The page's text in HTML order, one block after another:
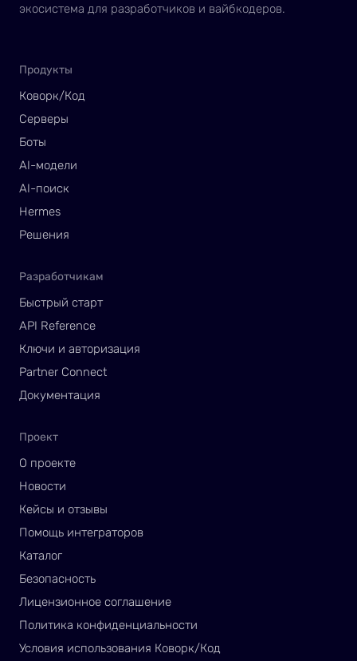
экосистема для разработчиков и вайбкодеров.
Продукты
Коворк/Код
Серверы
Боты
AI-модели
AI-поиск
Hermes
Решения
Разработчикам
Быстрый старт
API Reference
Ключи и авторизация
Partner Connect
Документация
Проект
О проекте
Новости
Кейсы и отзывы
Помощь интеграторов
Каталог
Безопасность
Лицензионное соглашение
Политика конфиденциальности
Условия использования Коворк/Код